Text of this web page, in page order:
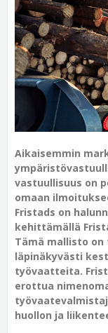
Aikaisemmin
vastuullisuus on
omaan
Fristads on
kehittämällä
Tämä mallisto
läpinäkyvästi
työvaatteita.
erottua
huollon ja